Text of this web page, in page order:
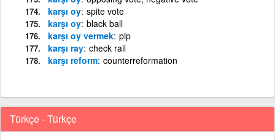
karşı oy spite vote
karşı oy black ball
karşı oy vermek pip
karşı ray check rail
karşı reform counterreformation
Türkçe - Türkçe